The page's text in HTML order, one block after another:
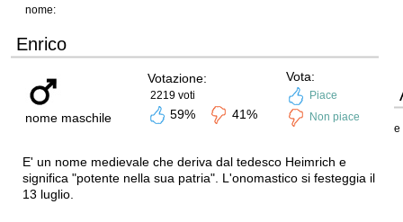
nome:
Enrico
nome maschile
Votazione:
2219 voti
59% 41%
Vota:
Piace
Non piace
E' un nome medievale che deriva dal tedesco Heimrich e
significa "potente nella sua patria". L'onomastico si festeggia il
13 luglio.
e